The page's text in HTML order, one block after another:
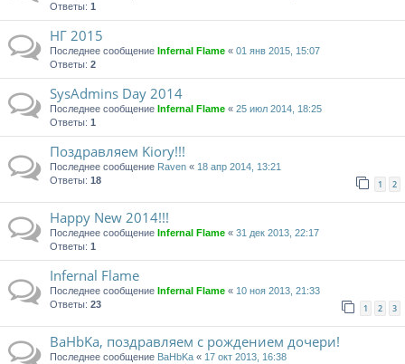
Ответы: 1
НГ 2015
Последнее сообщение Infernal Flame « 01 янв 2015, 15:07
Ответы: 2
SysAdmins Day 2014
Последнее сообщение Infernal Flame « 25 июл 2014, 18:25
Ответы: 1
Поздравляем Kiory!!!
Последнее сообщение Raven « 18 апр 2014, 13:21
Ответы: 18 1 2
Happy New 2014!!!
Последнее сообщение Infernal Flame « 31 дек 2013, 22:17
Ответы: 1
Infernal Flame
Последнее сообщение Infernal Flame « 10 ноя 2013, 21:33
Ответы: 23 1 2 3
BaHbKa, поздравляем с рождением дочери!
Последнее сообщение BaHbKa « 17 окт 2013, 16:38